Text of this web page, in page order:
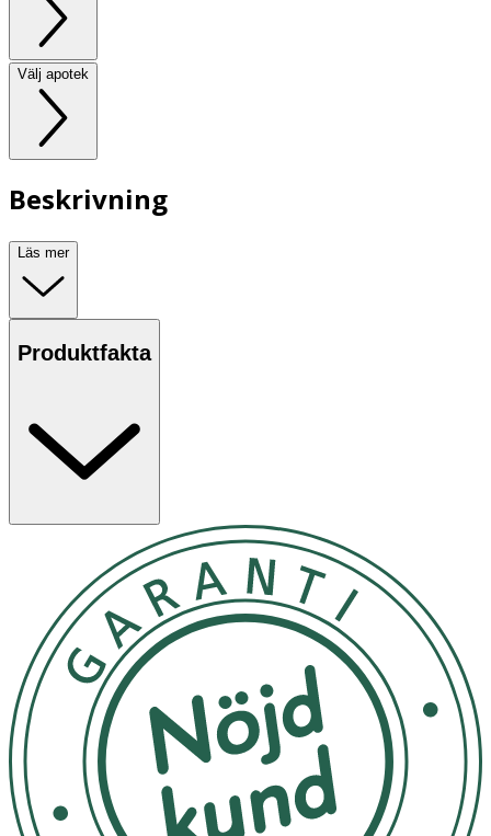
Välj apotek
Beskrivning
Läs mer
Produktfakta